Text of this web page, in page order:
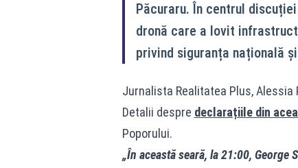
Păcuraru. În centrul
dronă care a lovit
privind siguranța națională
Jurnalista Realitatea Plus, Alessia
Detalii despre declarațiile din
Poporului.
„În această seară, la 21:00, George